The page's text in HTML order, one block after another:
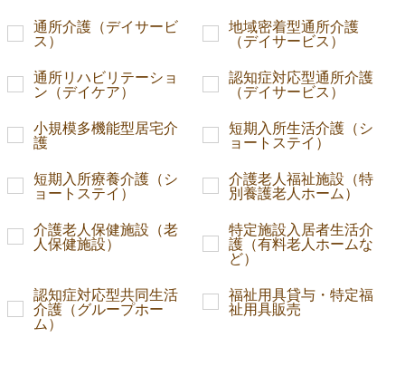
通所介護（デイサービ
ス）
地域密着型通所介護
（デイサービス）
通所リハビリテーショ
ン（デイケア）
認知症対応型通所介護
（デイサービス）
小規模多機能型居宅介
護
短期入所生活介護（シ
ョートステイ）
短期入所療養介護（シ
ョートステイ）
介護老人福祉施設（特
別養護老人ホーム）
介護老人保健施設（老
人保健施設）
特定施設入居者生活介
護（有料老人ホームな
ど）
認知症対応型共同生活
介護（グループホー
ム）
福祉用具貸与・特定福
祉用具販売